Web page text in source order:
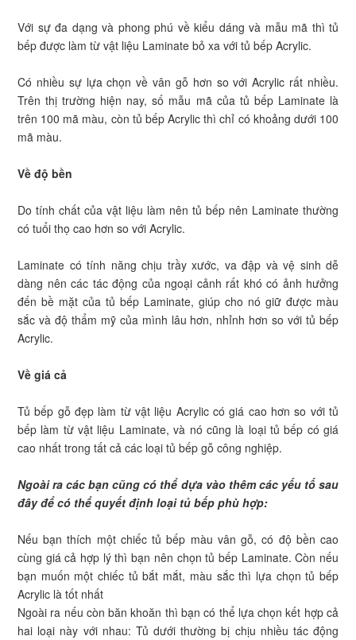
Với sự đa dạng và phong phú về kiểu dáng và mẫu mã thì tủ
bếp được làm từ vật liệu Laminate bỏ xa với tủ bếp Acrylic.
Có nhiều sự lựa chọn về vân gỗ hơn so với Acrylic rất nhiều.
Trên thị trường hiện nay, số mẫu mã của tủ bếp Laminate là
trên 100 mã màu, còn tủ bếp Acrylic thì chỉ có khoảng dưới 100
mã màu.
Về độ bền
Do tính chất của vật liệu làm nên tủ bếp nên Laminate thường
có tuổi thọ cao hơn so với Acrylic.
Laminate có tính năng chịu trầy xước, va đập và vệ sinh dễ
dàng nên các tác động của ngoại cảnh rất khó có ảnh hưởng
đến bề mặt của tủ bếp Laminate, giúp cho nó giữ được màu
sắc và độ thẩm mỹ của mình lâu hơn, nhỉnh hơn so với tủ bếp
Acrylic.
Về giá cả
Tủ bếp gỗ đẹp làm từ vật liệu Acrylic có giá cao hơn so với tủ
bếp làm từ vật liệu Laminate, và nó cũng là loại tủ bếp có giá
cao nhất trong tất cả các loại tủ bếp gỗ công nghiệp.
Ngoài ra các bạn cũng có thể dựa vào thêm các yếu tố sau
đây để có thể quyết định loại tủ bếp phù hợp:
Nếu bạn thích một chiếc tủ bếp màu vân gỗ, có độ bền cao
cùng giá cả hợp lý thì bạn nên chọn tủ bếp Laminate. Còn nếu
bạn muốn một chiếc tủ bắt mắt, màu sắc thì lựa chọn tủ bếp
Acrylic là tốt nhất
Ngoài ra nếu còn băn khoăn thì bạn có thể lựa chọn kết hợp cả
hai loại này với nhau: Tủ dưới thường bị chịu nhiều tác động